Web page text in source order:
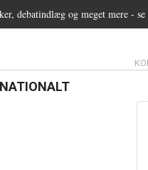
debatindlæg og meget mere - se